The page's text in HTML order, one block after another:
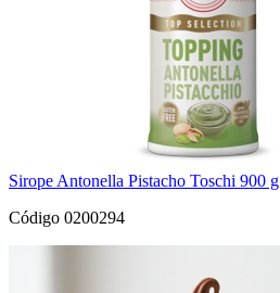
Sirope Antonella Pistacho Toschi 900 g
Código 0200294